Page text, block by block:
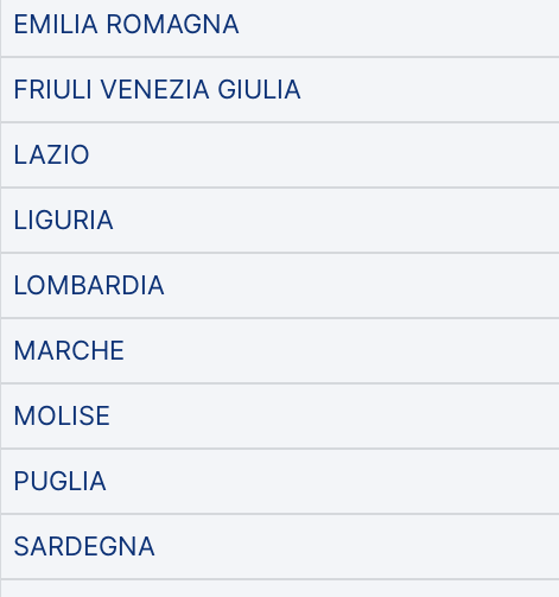
EMILIA ROMAGNA
FRIULI VENEZIA GIULIA
LAZIO
LIGURIA
LOMBARDIA
MARCHE
MOLISE
PUGLIA
SARDEGNA